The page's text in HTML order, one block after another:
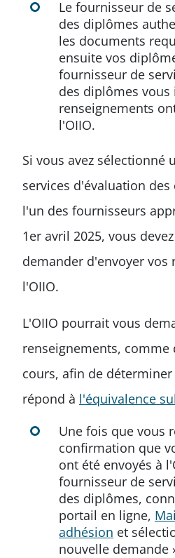
Le fournisseur de
des diplômes
les documents
ensuite vos
fournisseur de
des diplômes
renseignements
l'OIIO.
Si vous avez sélectionné
services d'évaluation
l'un des fournisseurs
1er avril 2025, vous
demander d'envoyer vos
l'OIIO.
L'OIIO pourrait vous
renseignements,
cours, afin de
répond à l'équivalence
Une fois que vous
confirmation que
ont été envoyés à
fournisseur de
des diplômes,
portail en ligne,
adhésion et
nouvelle demande